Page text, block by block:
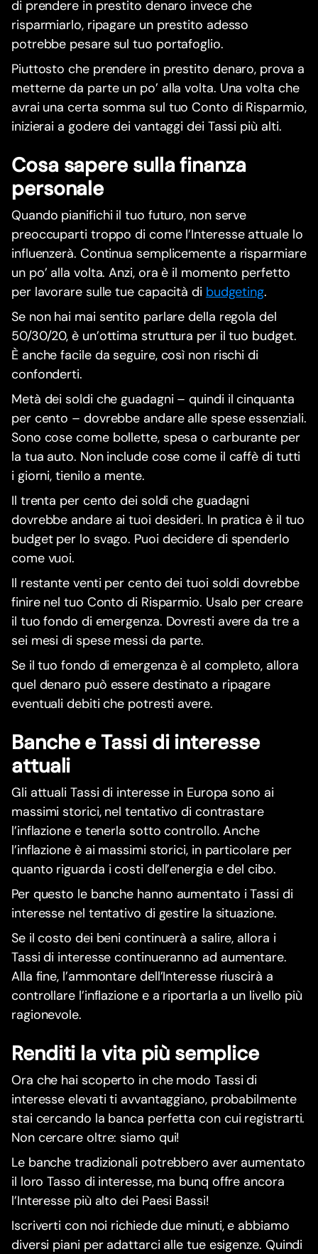
di prendere in prestito denaro invece che
risparmiarlo, ripagare un prestito adesso
potrebbe pesare sul tuo portafoglio.
Piuttosto che prendere in prestito denaro, prova a
metterne da parte un po’ alla volta. Una volta che
avrai una certa somma sul tuo Conto di Risparmio,
inizierai a godere dei vantaggi dei Tassi più alti.
Cosa sapere sulla finanza
personale
Quando pianifichi il tuo futuro, non serve
preoccuparti troppo di come l’Interesse attuale lo
influenzerà. Continua semplicemente a risparmiare
un po’ alla volta. Anzi, ora è il momento perfetto
per lavorare sulle tue capacità di budgeting.
Se non hai mai sentito parlare della regola del
50/30/20, è un’ottima struttura per il tuo budget.
È anche facile da seguire, così non rischi di
confonderti.
Metà dei soldi che guadagni – quindi il cinquanta
per cento – dovrebbe andare alle spese essenziali.
Sono cose come bollette, spesa o carburante per
la tua auto. Non include cose come il caffè di tutti
i giorni, tienilo a mente.
Il trenta per cento dei soldi che guadagni
dovrebbe andare ai tuoi desideri. In pratica è il tuo
budget per lo svago. Puoi decidere di spenderlo
come vuoi.
Il restante venti per cento dei tuoi soldi dovrebbe
finire nel tuo Conto di Risparmio. Usalo per creare
il tuo fondo di emergenza. Dovresti avere da tre a
sei mesi di spese messi da parte.
Se il tuo fondo di emergenza è al completo, allora
quel denaro può essere destinato a ripagare
eventuali debiti che potresti avere.
Banche e Tassi di interesse
attuali
Gli attuali Tassi di interesse in Europa sono ai
massimi storici, nel tentativo di contrastare
l’inflazione e tenerla sotto controllo. Anche
l’inflazione è ai massimi storici, in particolare per
quanto riguarda i costi dell’energia e del cibo.
Per questo le banche hanno aumentato i Tassi di
interesse nel tentativo di gestire la situazione.
Se il costo dei beni continuerà a salire, allora i
Tassi di interesse continueranno ad aumentare.
Alla fine, l’ammontare dell’Interesse riuscirà a
controllare l’inflazione e a riportarla a un livello più
ragionevole.
Renditi la vita più semplice
Ora che hai scoperto in che modo Tassi di
interesse elevati ti avvantaggiano, probabilmente
stai cercando la banca perfetta con cui registrarti.
Non cercare oltre: siamo qui!
Le banche tradizionali potrebbero aver aumentato
il loro Tasso di interesse, ma bunq offre ancora
l’Interesse più alto dei Paesi Bassi!
Iscriverti con noi richiede due minuti, e abbiamo
diversi piani per adattarci alle tue esigenze. Quindi